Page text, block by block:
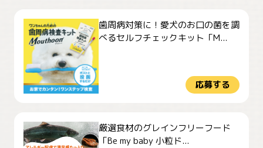
歯周病対策に！愛犬のお口の菌を調
べるセルフチェックキット「M...
応募する
厳選食材のグレインフリーフード
「Be my baby 小粒ド...